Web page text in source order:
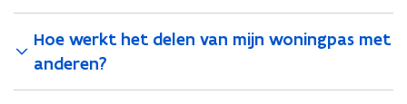
Hoe werkt het delen van mijn woningpas met
anderen?